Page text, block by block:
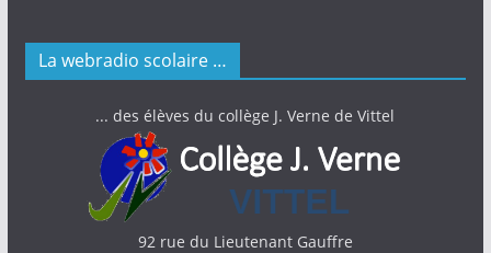
La webradio scolaire …
... des élèves du collège J. Verne de Vittel
92 rue du Lieutenant Gauffre